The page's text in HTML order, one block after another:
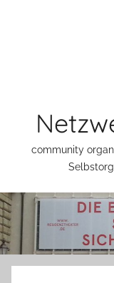
community